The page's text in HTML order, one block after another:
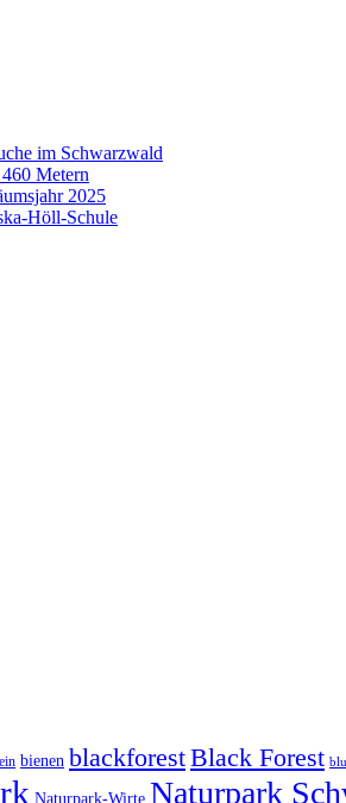
im Schwarzwald
Metern
2025
Höll-Schule
bienen blackforestBlack Forest
Naturpark-Wirte Naturpark